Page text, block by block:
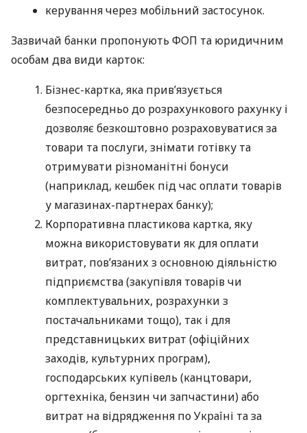
керування через мобільний застосунок.
Зазвичай банки пропонують ФОП та юридичним
особам два види карток:
Бізнес-картка, яка прив’язується
безпосередньо до розрахункового рахунку і
дозволяє безкоштовно розраховуватися за
товари та послуги, знімати готівку та
отримувати різноманітні бонуси
(наприклад, кешбек під час оплати товарів
у магазинах-партнерах банку);
Корпоративна пластикова картка, яку
можна використовувати як для оплати
витрат, пов’язаних з основною діяльністю
підприємства (закупівля товарів чи
комплектувальних, розрахунки з
постачальниками тощо), так і для
представницьких витрат (офіційних
заходів, культурних програм),
господарських купівель (канцтовари,
оргтехніка, бензин чи запчастини) або
витрат на відрядження по Україні та за